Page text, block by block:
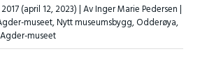
(april 12, 2023)| Av Inger Marie Pedersen |
museet,Nytt museumsbygg,Odderøya,
museet